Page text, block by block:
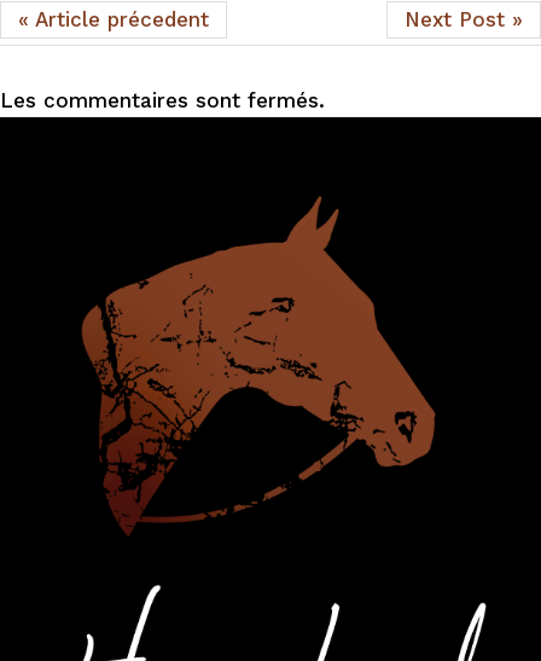
« Article précedent Next Post »
Les commentaires sont fermés.